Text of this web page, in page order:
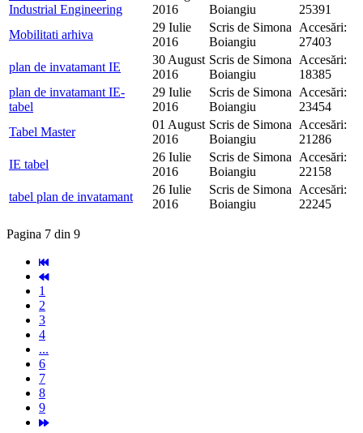
Industrial Engineering
2016
Boiangiu
25391
Mobilitati arhiva
29 Iulie
2016
Scris de Simona
Boiangiu
Accesări:
27403
plan de invatamant IE
30 August
2016
Scris de Simona
Boiangiu
Accesări:
18385
plan de invatamant IE-
tabel
29 Iulie
2016
Scris de Simona
Boiangiu
Accesări:
23454
Tabel Master
01 August
2016
Scris de Simona
Boiangiu
Accesări:
21286
IE tabel
26 Iulie
2016
Scris de Simona
Boiangiu
Accesări:
22158
tabel plan de invatamant
26 Iulie
2016
Scris de Simona
Boiangiu
Accesări:
22245
Pagina 7 din 9
1
2
3
4
...
6
7
8
9